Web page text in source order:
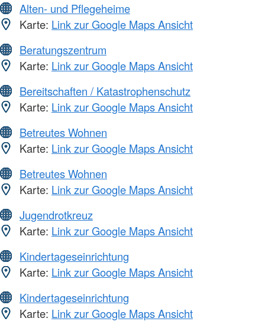
Alten- und Pflegeheime
Karte: Link zur Google Maps Ansicht
Beratungszentrum
Karte: Link zur Google Maps Ansicht
Bereitschaften / Katastrophenschutz
Karte: Link zur Google Maps Ansicht
Betreutes Wohnen
Karte: Link zur Google Maps Ansicht
Betreutes Wohnen
Karte: Link zur Google Maps Ansicht
Jugendrotkreuz
Karte: Link zur Google Maps Ansicht
Kindertageseinrichtung
Karte: Link zur Google Maps Ansicht
Kindertageseinrichtung
Karte: Link zur Google Maps Ansicht